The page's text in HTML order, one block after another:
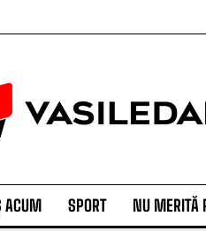
ACUM SPORT NU MERITĂ